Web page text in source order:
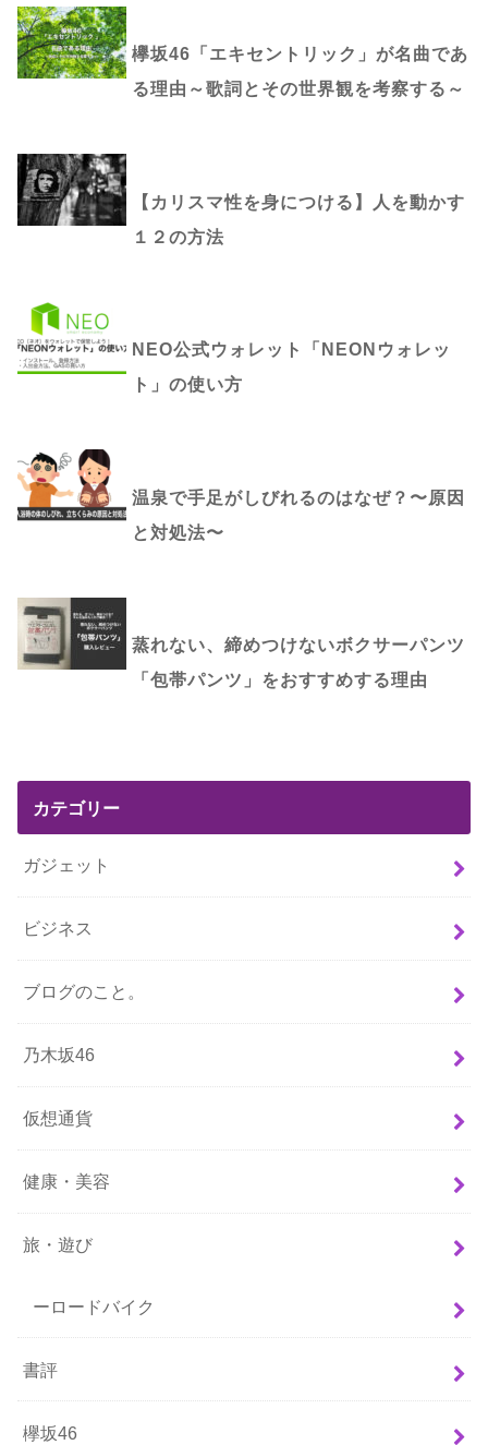
欅坂46「エキセントリック」が名曲であ
る理由～歌詞とその世界観を考察する～
【カリスマ性を身につける】人を動かす
１２の方法
NEO公式ウォレット「NEONウォレッ
ト」の使い方
温泉で手足がしびれるのはなぜ？〜原因
と対処法〜
蒸れない、締めつけないボクサーパンツ
「包帯パンツ」をおすすめする理由
カテゴリー
ガジェット
ビジネス
ブログのこと。
乃木坂46
仮想通貨
健康・美容
旅・遊び
ーロードバイク
書評
欅坂46